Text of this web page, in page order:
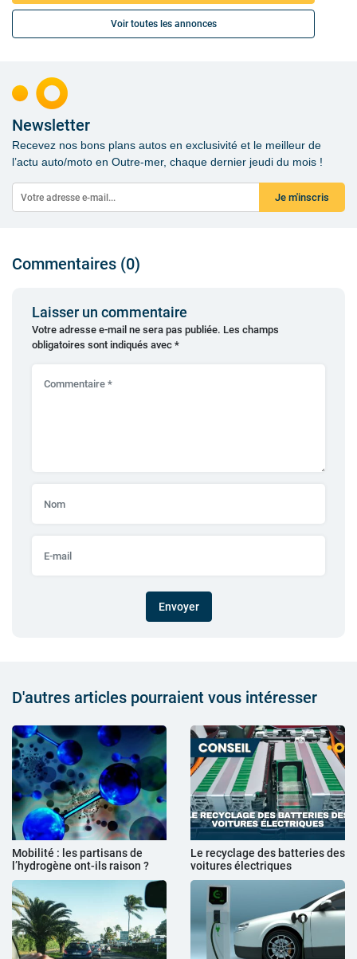
Voir toutes les annonces
Newsletter
Recevez nos bons plans autos en exclusivité et le meilleur de
l’actu auto/moto en Outre-mer, chaque dernier jeudi du mois !
Je m'inscris
Commentaires (0)
Laisser un commentaire
Votre adresse e-mail ne sera pas publiée. Les champs
obligatoires sont indiqués avec *
Envoyer
D'autres articles pourraient vous intéresser
Mobilité : les partisans de
l’hydrogène ont-ils raison ?
Le recyclage des batteries des
voitures électriques